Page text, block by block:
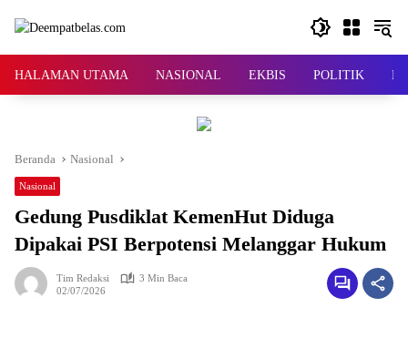
HALAMAN UTAMA NASIONAL EKBIS POLITIK
Beranda Nasional
Nasional
Gedung Pusdiklat KemenHut Diduga
Dipakai PSI Berpotensi Melanggar Hukum
Tim Redaksi
3 Min Baca
02/07/2026